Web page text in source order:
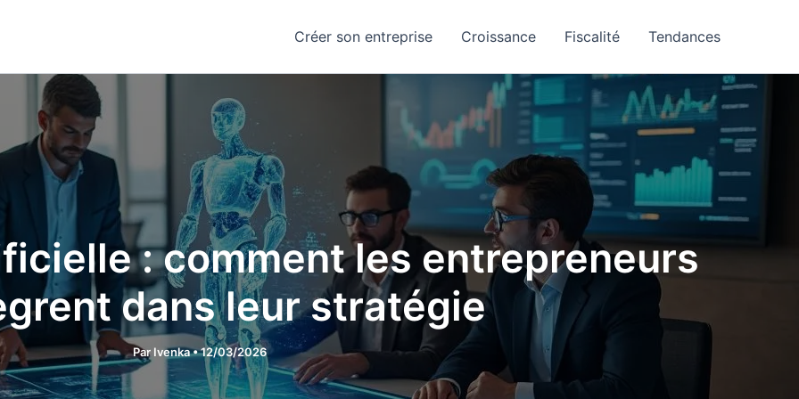
Créer son entreprise Croissance Fiscalité Tendances
: comment les entrepreneurs
dans leur stratégie
Par Ivenka•12/03/2026